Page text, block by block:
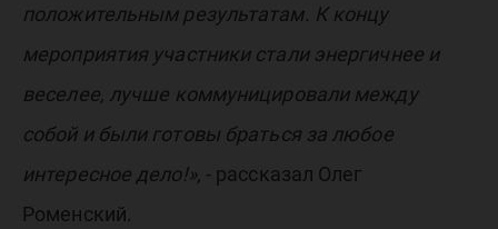
положительным результатам. К концу
мероприятия участники стали энергичнее и
веселее, лучше коммуницировали между
собой и были готовы браться за любое
интересное дело!», - рассказал Олег
Роменский.